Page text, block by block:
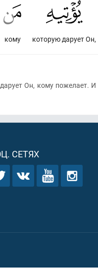
которую дарует Он,
кому
Он, кому пожелает. И
СЕТЯХ